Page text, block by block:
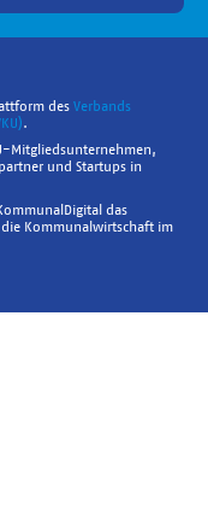
des Verbands
.
Mitgliedsunternehmen,
und Startups in
das
Kommunalwirtschaft im